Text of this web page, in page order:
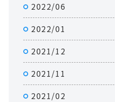
2022/06
2022/01
2021/12
2021/11
2021/02